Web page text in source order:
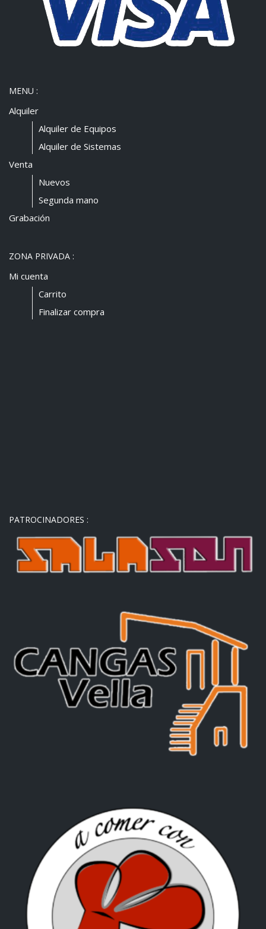
MENU :
Alquiler
Alquiler de Equipos
Alquiler de Sistemas
Venta
Nuevos
Segunda mano
Grabación
ZONA PRIVADA :
Mi cuenta
Carrito
Finalizar compra
PATROCINADORES :